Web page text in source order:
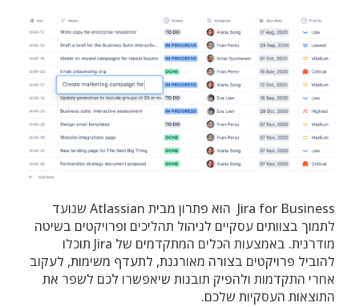
Jira for Business הוא פתרון מבית Atlassian שנועד
לתמוך בצוותים עסקיים לניהול תהליכים ופרויקטים בשיטה
מודרנית. באמצעות הכלים המתקדמים של Jira תוכלו
להוביל פרויקטים בצורה מאורגנת, לתעדף משימות, לעקוב
אחרי התקדמות ולהפיק תובנות שיאפשרו לכם לשפר את
התוצאות העסקיות שלכם.